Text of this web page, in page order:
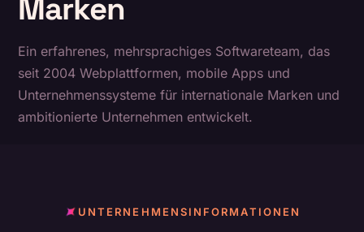
Marken
Ein erfahrenes, mehrsprachiges Softwareteam, das
seit 2004 Webplattformen, mobile Apps und
Unternehmenssysteme für internationale Marken und
ambitionierte Unternehmen entwickelt.
UNTERNEHMENSINFORMATIONEN